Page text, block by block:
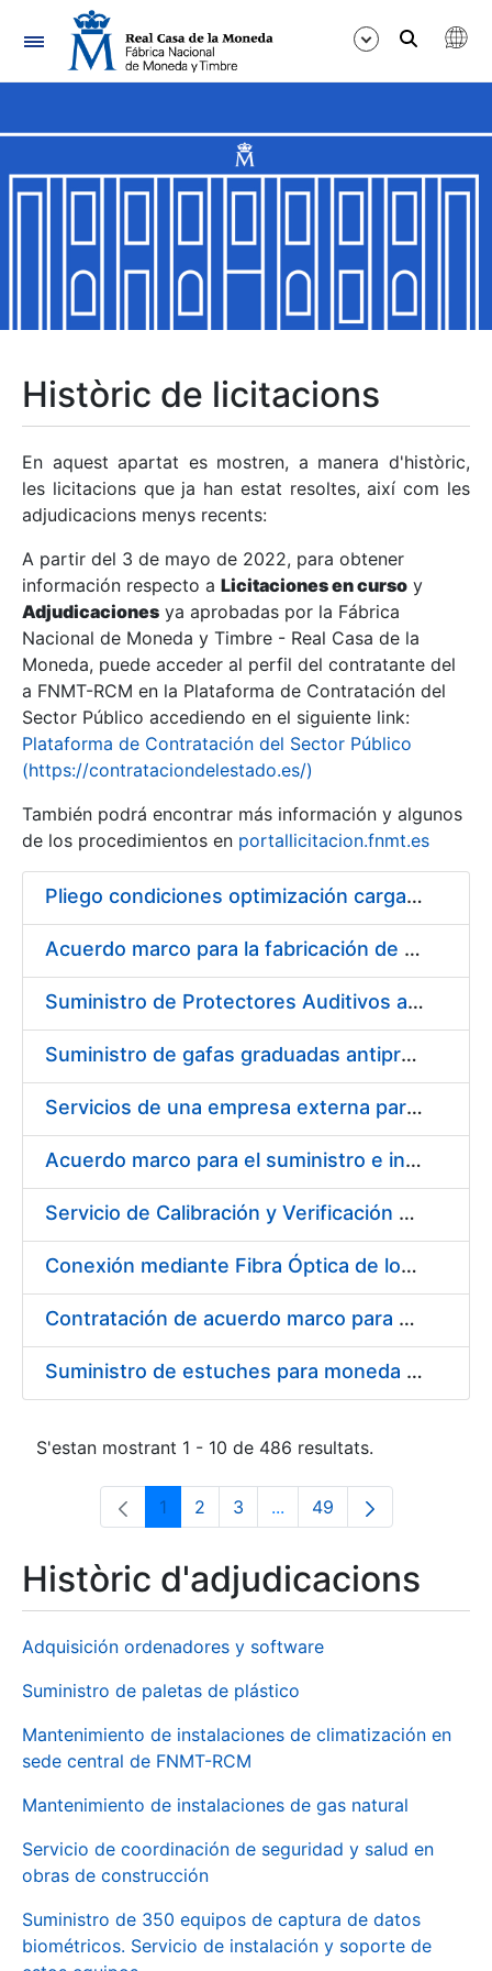
Navegació
Mostra/Amaga
Mostra/Amaga
Mostra/Amaga
Mostra/Amaga
Mostra/Amaga
Mostra/Amaga
Històric de licitacions
En aquest apartat es mostren, a manera d'històric,
les licitacions que ja han estat resoltes, així com les
adjudicacions menys recents:
A partir del 3 de mayo de 2022, para obtener
información respecto a Licitaciones en curso y
Adjudicaciones ya aprobadas por la Fábrica
Nacional de Moneda y Timbre - Real Casa de la
Moneda, puede acceder al perfil del contratante del
a FNMT-RCM en la Plataforma de Contratación del
Sector Público accediendo en el siguiente link:
Plataforma de Contratación del Sector Público
(https://contrataciondelestado.es/)
También podrá encontrar más información y algunos
de los procedimientos en portallicitacion.fnmt.es
Pliego condiciones optimización cargas compras firmado
Acuerdo marco para la fabricación de piezas
Suministro de Protectores Auditivos a medida para las personas trabajadoras de los Centros de Trabajo de Madrid y Burgos
Suministro de gafas graduadas antiproyecciones para los trabajadores de la FNMT-RCM en los centros de trabajo de Madrid y Burgos
Servicios de una empresa externa para el asesoramiento y resolución de los recursos de alzada que se presentan relacionados con procesos de selección para la FNMT-RCM
Acuerdo marco para el suministro e instalación de persianas, estores y otros complementos
Servicio de Calibración y Verificación Externa de los Equipos de Medición del Servicio de Prevención de la FNMT-RCM
Conexión mediante Fibra Óptica de los Centros de Proceso de Datos (CPDs) de las sedes de la FNMT-RCM de Burgos y Madrid
Contratación de acuerdo marco para el Suministro de Material de Electricidad para la Fábrica Nacional de Moneda y Timbre-Real Casa de la Moneda en su centro de trabajo de Burgos
Suministro de estuches para moneda de 30 €
S'estan mostrant 1 - 10 de 486 resultats.
Pàgina
1 Pàgina
2 Pàgina
3 ...Pàgines intermèdies
Pàgina
49
Històric d'adjudicacions
Adquisición ordenadores y software
Suministro de paletas de plástico
Mantenimiento de instalaciones de climatización en
sede central de FNMT-RCM
Mantenimiento de instalaciones de gas natural
Servicio de coordinación de seguridad y salud en
obras de construcción
Suministro de 350 equipos de captura de datos
biométricos. Servicio de instalación y soporte de